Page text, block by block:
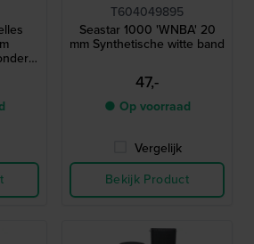
T604049895
Seastar 1000 'WNBA' 20
mm Synthetische witte band
47,-
● Op voorraad
Vergelijk
Bekijk Product